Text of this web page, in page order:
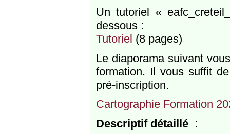
Un tutoriel «
dessous :
Tutoriel (8 pages)
Le diaporama suivant
formation. Il vous suffit
pré-inscription.
Cartographie Formation
Descriptif détaillé :